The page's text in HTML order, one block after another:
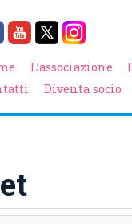
L’associazione
Diventa socio